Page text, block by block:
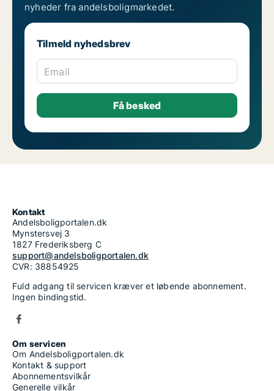
nyheder fra andelsboligmarkedet.
Tilmeld nyhedsbrev
Email
Kontakt
Andelsboligportalen.dk
Mynstersvej 3
1827 Frederiksberg C
support@andelsboligportalen.dk
CVR: 38854925
Fuld adgang til servicen kræver et løbende abonnement.
Ingen bindingstid.
Om servicen
Om Andelsboligportalen.dk
Kontakt & support
Abonnementsvilkår
Generelle vilkår